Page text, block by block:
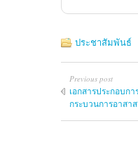
ประชาสัมพันธ์
Previous post
เอกสารประกอบก
กระบวนการอาสา